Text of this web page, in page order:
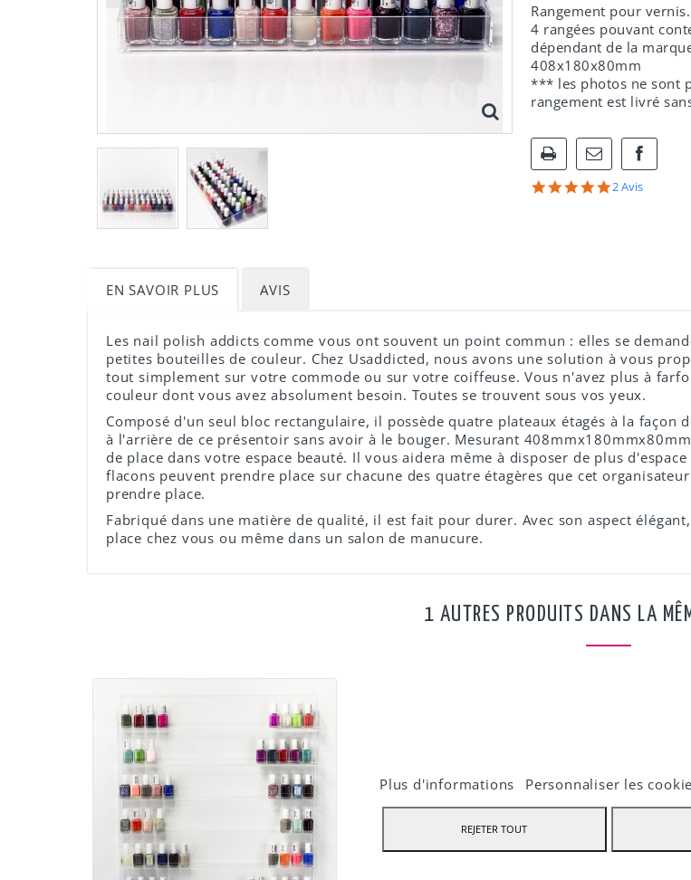
Rangement pour vernis.
4 rangées pouvant
dépendant de la
408x180x80mm
*** les photos ne sont
rangement est livré
Partager
sur
5.0
2 Avis
EN SAVOIR PLUS AVIS
Les nail polish addicts comme vous ont souvent un point commun : elles se
petites bouteilles de couleur. Chez Usaddicted, nous avons une solution à vous
tout simplement sur votre commode ou sur votre coiffeuse. Vous n'avez plus à
couleur dont vous avez absolument besoin. Toutes se trouvent sous vos yeux.
Composé d'un seul bloc rectangulaire, il possède quatre plateaux étagés à la
à l'arrière de ce présentoir sans avoir à le bouger. Mesurant
de place dans votre espace beauté. Il vous aidera même à disposer de plus
flacons peuvent prendre place sur chacune des quatre étagères que cet
prendre place.
Fabriqué dans une matière de qualité, il est fait pour durer. Avec son aspect
place chez vous ou même dans un salon de manucure.
1 AUTRES PRODUITS DANS LA
Plus d'informations Personnaliser les
REJETER TOUT